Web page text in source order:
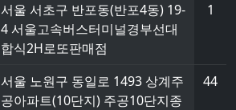
서울 서초구 반포동(반포4동) 19-
4 서울고속버스터미널경부선대
합식2H로또판매점
1
서울 노원구 동일로 1493 상계주
공아파트(10단지) 주공10단지종
44